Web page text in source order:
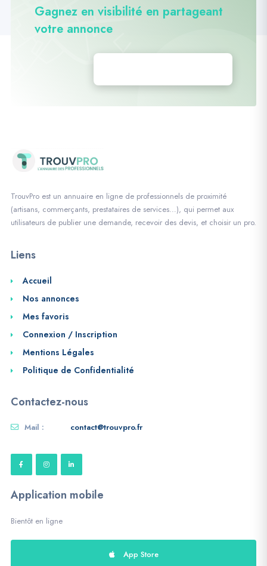
Gagnez en visibilité en partageant
votre annonce
TrouvPro est un annuaire en ligne de professionnels de proximité
(artisans, commerçants, prestataires de services…), qui permet aux
utilisateurs de publier une demande, recevoir des devis, et choisir un pro.
Liens
Accueil
Nos annonces
Mes favoris
Connexion / Inscription
Mentions Légales
Politique de Confidentialité
Contactez-nous
Mail : contact@trouvpro.fr
Application mobile
Bientôt en ligne
App Store